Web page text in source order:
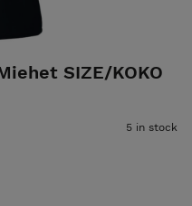
SIZE/KOKO
5 in stock